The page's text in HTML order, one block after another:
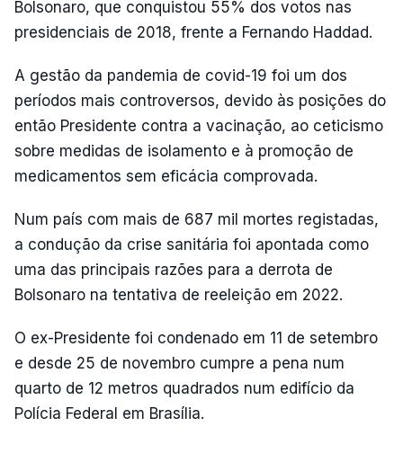
Bolsonaro, que conquistou 55% dos votos nas
presidenciais de 2018, frente a Fernando Haddad.
A gestão da pandemia de covid-19 foi um dos
períodos mais controversos, devido às posições do
então Presidente contra a vacinação, ao ceticismo
sobre medidas de isolamento e à promoção de
medicamentos sem eficácia comprovada.
Num país com mais de 687 mil mortes registadas,
a condução da crise sanitária foi apontada como
uma das principais razões para a derrota de
Bolsonaro na tentativa de reeleição em 2022.
O ex-Presidente foi condenado em 11 de setembro
e desde 25 de novembro cumpre a pena num
quarto de 12 metros quadrados num edifício da
Polícia Federal em Brasília.